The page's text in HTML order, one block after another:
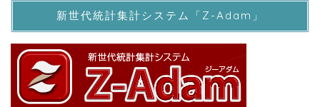
新世代統計集計システム「Z-Adam」